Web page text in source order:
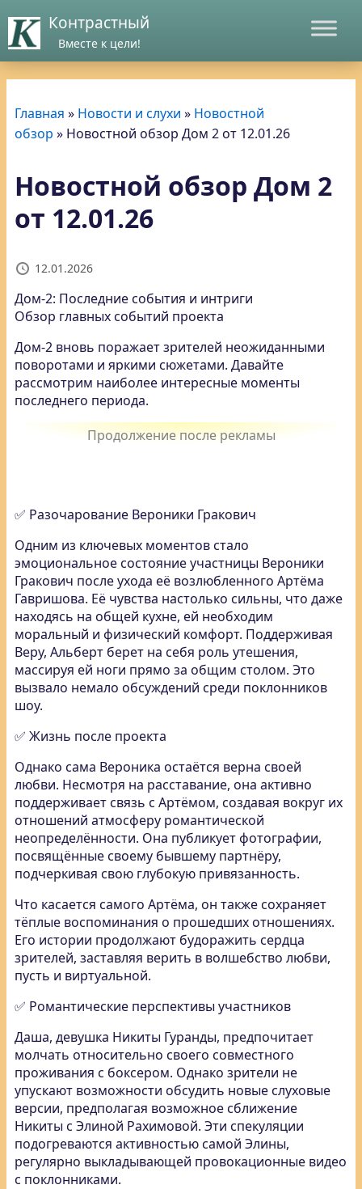
Контрастный
Вместе к цели!
Главная » Новости и слухи » Новостной
обзор » Новостной обзор Дом 2 от 12.01.26
Новостной обзор Дом 2
от 12.01.26
12.01.2026
Дом-2: Последние события и интриги
Обзор главных событий проекта
Дом-2 вновь поражает зрителей неожиданными
поворотами и яркими сюжетами. Давайте
рассмотрим наиболее интересные моменты
последнего периода.
✅ Разочарование Вероники Гракович
Одним из ключевых моментов стало
эмоциональное состояние участницы Вероники
Гракович после ухода её возлюбленного Артёма
Гавришова. Её чувства настолько сильны, что даже
находясь на общей кухне, ей необходим
моральный и физический комфорт. Поддерживая
Веру, Альберт берет на себя роль утешения,
массируя ей ноги прямо за общим столом. Это
вызвало немало обсуждений среди поклонников
шоу.
✅ Жизнь после проекта
Однако сама Вероника остаётся верна своей
любви. Несмотря на расставание, она активно
поддерживает связь с Артёмом, создавая вокруг их
отношений атмосферу романтической
неопределённости. Она публикует фотографии,
посвящённые своему бывшему партнёру,
подчеркивая свою глубокую привязанность.
Что касается самого Артёма, он также сохраняет
тёплые воспоминания о прошедших отношениях.
Его истории продолжают будоражить сердца
зрителей, заставляя верить в волшебство любви,
пусть и виртуальной.
✅ Романтические перспективы участников
Даша, девушка Никиты Гуранды, предпочитает
молчать относительно своего совместного
проживания с боксером. Однако зрители не
упускают возможности обсудить новые слуховые
версии, предполагая возможное сближение
Никиты с Элиной Рахимовой. Эти спекуляции
подогреваются активностью самой Элины,
регулярно выкладывающей провокационные видео
с поклонниками.